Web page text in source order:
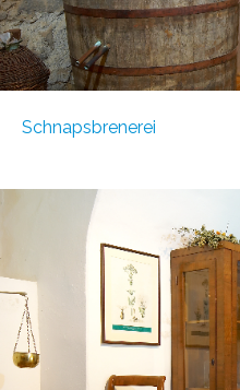
Schnapsbrenerei